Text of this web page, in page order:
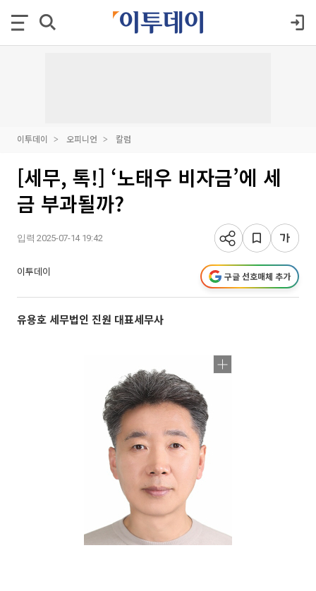
이투데이 오피니언 칼럼
[세무, 톡!] ‘노태우 비자금’에 세
금 부과될까?
입력 2025-07-14 19:42
이투데이 구글 선호매체 추가
유용호 세무법인 진원 대표세무사